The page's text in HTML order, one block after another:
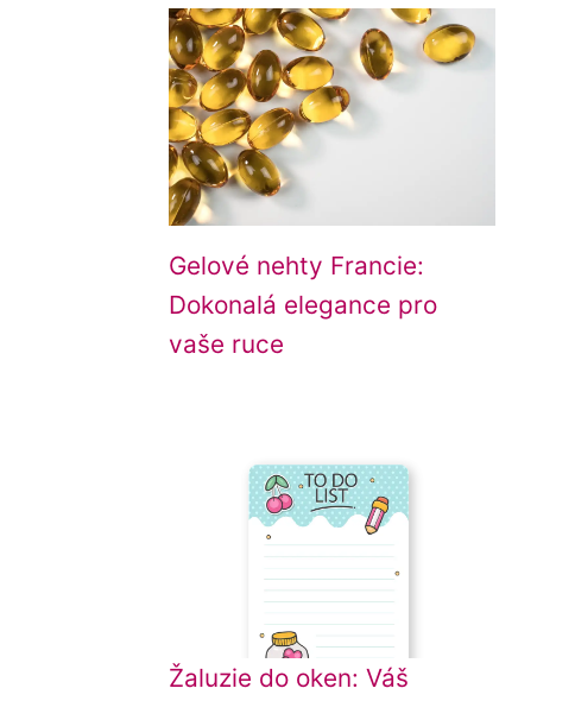
Gelové nehty Francie:
Dokonalá elegance pro
vaše ruce
Žaluzie do oken: Váš